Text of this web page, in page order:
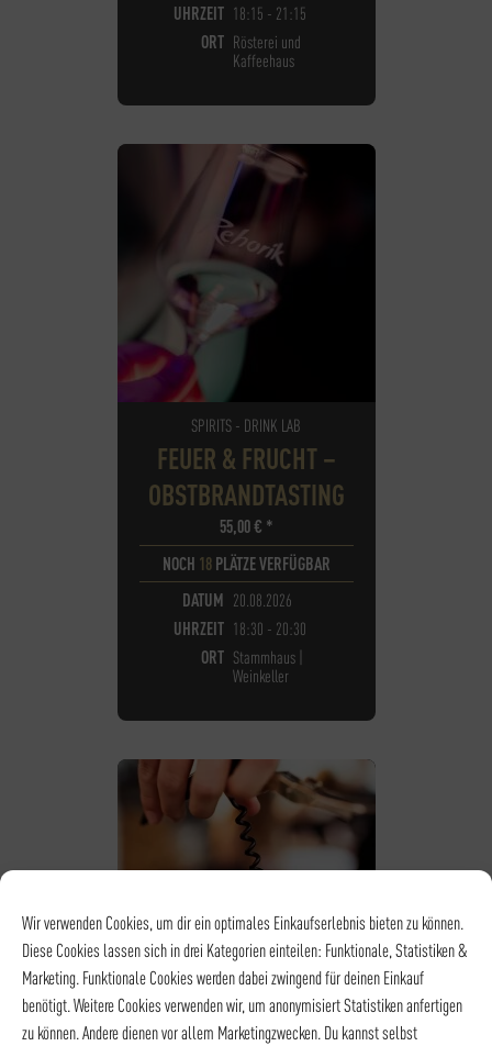
Wir verwenden Cookies, um dir ein optimales Einkaufserlebnis bieten zu können.
Diese Cookies lassen sich in drei Kategorien einteilen: Funktionale, Statistiken &
Marketing. Funktionale Cookies werden dabei zwingend für deinen Einkauf
benötigt. Weitere Cookies verwenden wir, um anonymisiert Statistiken anfertigen
zu können. Andere dienen vor allem Marketingzwecken. Du kannst selbst
UHRZEIT 18:15 - 21:15
ORT Rösterei und
Kaffeehaus
SPIRITS - DRINK LAB
FEUER & FRUCHT –
OBSTBRANDTASTING
55,00€ *
NOCH 18PLÄTZE VERFÜGBAR
DATUM 20.08.2026
UHRZEIT 18:30 - 20:30
ORT Stammhaus |
Weinkeller
WEINSEMINAR - WEIN